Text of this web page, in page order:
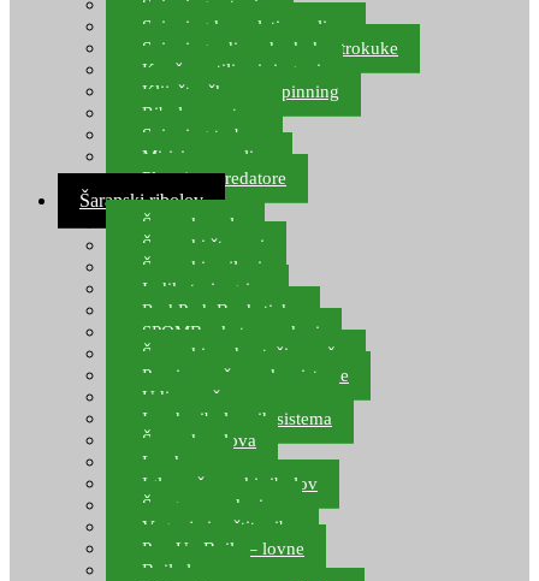
Spinning setovi
Spinning kompleti varalica
Spinning udice, dvokuke, trokuke
Kopče, vrtilice i ringovi
Kliješta, škare za spinning
Ribolov pastrve
Spinning torbe
Mirisi za varalice
Plovci za predatore
Šaranski ribolov
Šaranske role
Šaranski štapovi
Šaranski najloni
Indikatori ugriza
Rod Pod, Banksticks
SPOMB rakete, markeri
Šaranski podmetači, mreže
Pernice za šaranske sisteme
Udice za šarana, amura
Izrada ribolovnih sistema
Šaranska olova
Leadcore
Igle za šaranski ribolov
Špage, upredenice
Vaganje i zaštita ribe
Pop Up Boile – lovne
Boile lovne